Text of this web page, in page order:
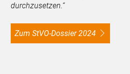
durchzusetzen.“
Zum StVO-Dossier 2024